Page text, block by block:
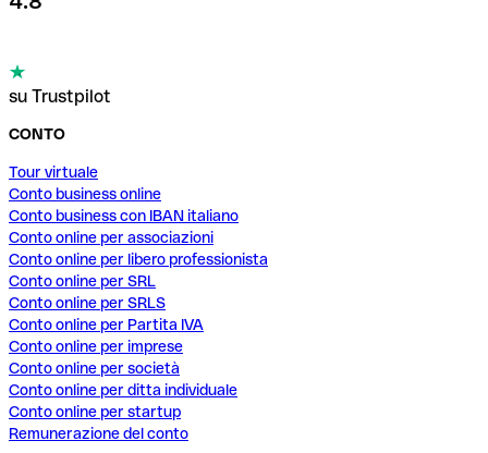
su Trustpilot
CONTO
Tour virtuale
Conto business online
Conto business con IBAN italiano
Conto online per associazioni
Conto online per libero professionista
Conto online per SRL
Conto online per SRLS
Conto online per Partita IVA
Conto online per imprese
Conto online per società
Conto online per ditta individuale
Conto online per startup
Remunerazione del conto